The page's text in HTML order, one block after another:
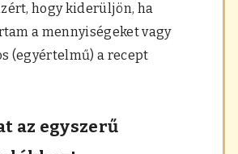
hogy kiderüljön, ha
a mennyiségeket vagy
(egyértelmű) a recept
az egyszerű